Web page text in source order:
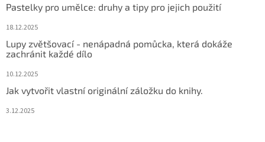
Pastelky pro umělce: druhy a tipy pro jejich použití
18.12.2025
Lupy zvětšovací - nenápadná pomůcka, která dokáže
zachránit každé dílo
10.12.2025
Jak vytvořit vlastní originální záložku do knihy.
3.12.2025